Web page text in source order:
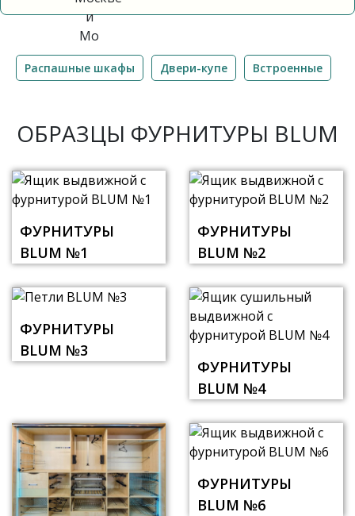
Распашные шкафы Двери-купе Встроенные
ОБРАЗЦЫ ФУРНИТУРЫ BLUM
ФУРНИТУРЫ
BLUM №1
ФУРНИТУРЫ
BLUM №2
ФУРНИТУРЫ
BLUM №3
ФУРНИТУРЫ
BLUM №4
ФУРНИТУРЫ
BLUM №6